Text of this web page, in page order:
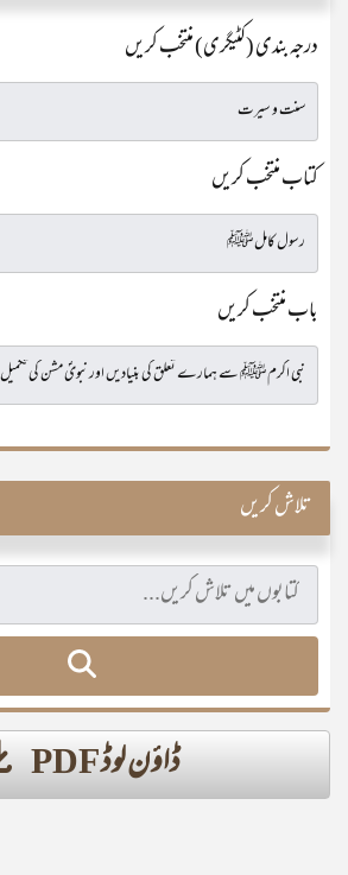
درجہ بندی (کٹیگری) منتخب کریں
کتاب منتخب کریں
باب منتخب کریں
تلاش کریں
ڈاؤن لوڈ PDF